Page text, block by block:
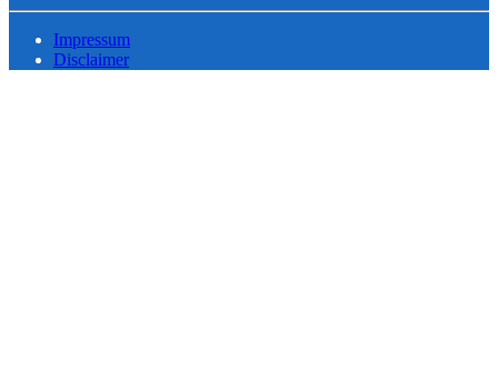
Impressum
Disclaimer